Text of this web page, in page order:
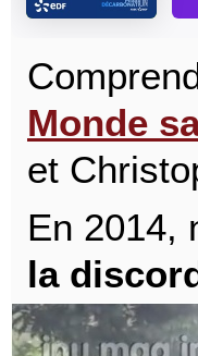
Monde
et
En 2014,
la